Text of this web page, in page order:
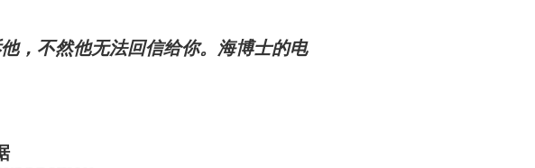
，不然他无法回信给你。海博士的电